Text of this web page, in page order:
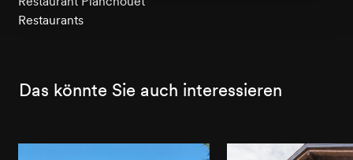
Restaurants
Das könnte Sie auch interessieren